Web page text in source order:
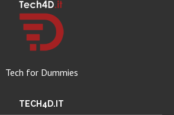
Tech for Dummies
TECH4D.IT